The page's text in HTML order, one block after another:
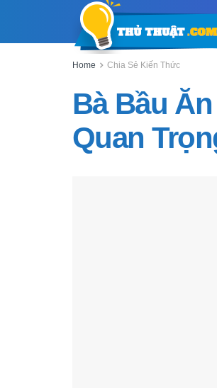
Home Chia Sẻ Kiến Thức
Bà Bầu
Quan